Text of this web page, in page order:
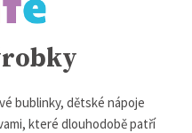
bublinky, dětské nápoje
které dlouhodobě patří